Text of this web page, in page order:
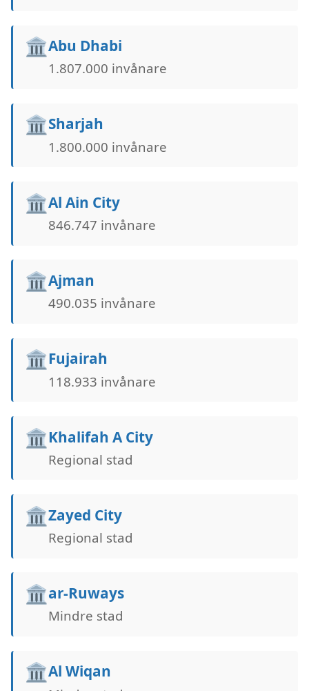
🏛️Abu Dhabi
1.807.000 invånare
🏛️Sharjah
1.800.000 invånare
🏛️Al Ain City
846.747 invånare
🏛️Ajman
490.035 invånare
🏛️Fujairah
118.933 invånare
🏛️Khalifah A City
Regional stad
🏛️Zayed City
Regional stad
🏛️ar-Ruways
Mindre stad
🏛️Al Wiqan